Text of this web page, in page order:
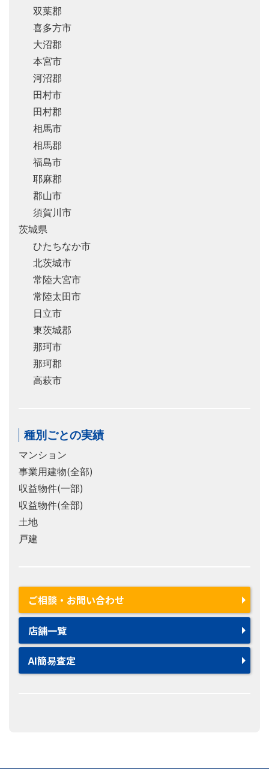
双葉郡
喜多方市
大沼郡
本宮市
河沼郡
田村市
田村郡
相馬市
相馬郡
福島市
耶麻郡
郡山市
須賀川市
茨城県
ひたちなか市
北茨城市
常陸大宮市
常陸太田市
日立市
東茨城郡
那珂市
那珂郡
高萩市
種別ごとの実績
マンション
事業用建物(全部)
収益物件(一部)
収益物件(全部)
土地
戸建
ご相談・お問い合わせ
店舗一覧
AI簡易査定